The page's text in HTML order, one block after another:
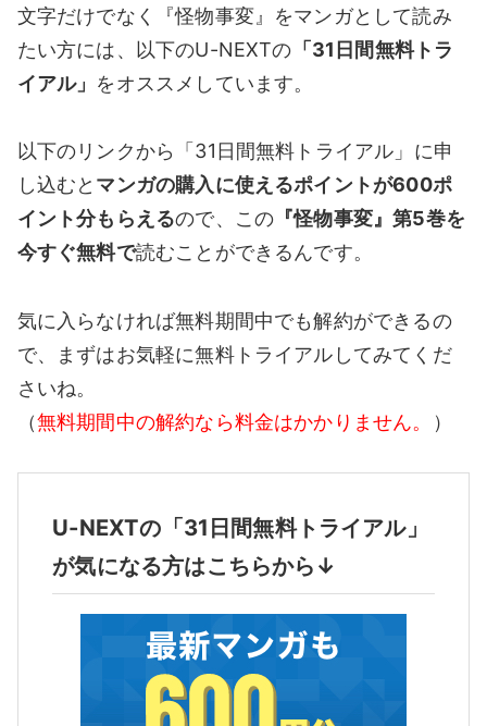
文字だけでなく『怪物事変』をマンガとして読み
たい方には、以下のU-NEXTの 「31日間無料トラ
イアル」 をオススメしています。
以下のリンクから「31日間無料トライアル」に申
し込むと マンガの購入に使えるポイントが600ポ
イント分もらえるので、この 『怪物事変』第5巻を
今すぐ無料で読むことができるんです。
気に入らなければ無料期間中でも解約ができるの
で、まずはお気軽に無料トライアルしてみてくだ
さいね。
（無料期間中の解約なら料金はかかりません。 ）
U-NEXTの「31日間無料トライアル」
が気になる方はこちらから↓